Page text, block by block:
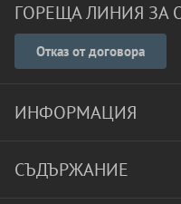
ГОРЕЩА ЛИНИЯ ЗА
Отказ от договора
ИНФОРМАЦИЯ
СЪДЪРЖАНИЕ